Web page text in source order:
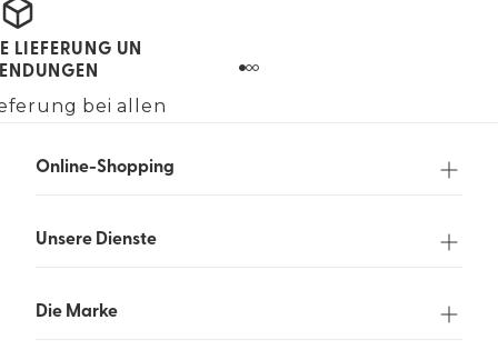
LIEFERUNG UN
bei allen
Online-Shopping
Unsere Dienste
Die Marke